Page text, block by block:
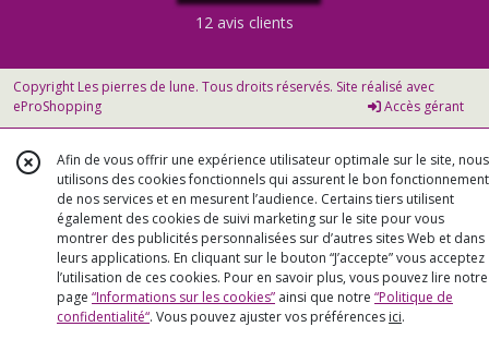
12 avis clients
Copyright Les pierres de lune. Tous droits réservés. Site réalisé avec
eProShopping
Accès gérant
Afin de vous offrir une expérience utilisateur optimale sur le site, nous
utilisons des cookies fonctionnels qui assurent le bon fonctionnement
de nos services et en mesurent l’audience. Certains tiers utilisent
également des cookies de suivi marketing sur le site pour vous
montrer des publicités personnalisées sur d’autres sites Web et dans
leurs applications. En cliquant sur le bouton “J’accepte” vous acceptez
l’utilisation de ces cookies. Pour en savoir plus, vous pouvez lire notre
page “Informations sur les cookies” ainsi que notre “Politique de
confidentialité“. Vous pouvez ajuster vos préférences ici.